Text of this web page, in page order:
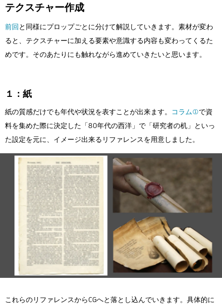
テクスチャー作成
前回と同様にプロップごとに分けて解説していきます。素材が変わ
ると、テクスチャーに加える要素や意識する内容も変わってくるた
めです。そのあたりにも触れながら進めていきたいと思います。
１：紙
紙の質感だけでも年代や状況を表すことが出来ます。 コラム①で資
料を集めた際に決定した「80年代の西洋」で「研究者の机」といっ
た設定を元に、イメージ出来るリファレンスを用意しました。
これらのリファレンスからCGへと落とし込んでいきます。具体的に